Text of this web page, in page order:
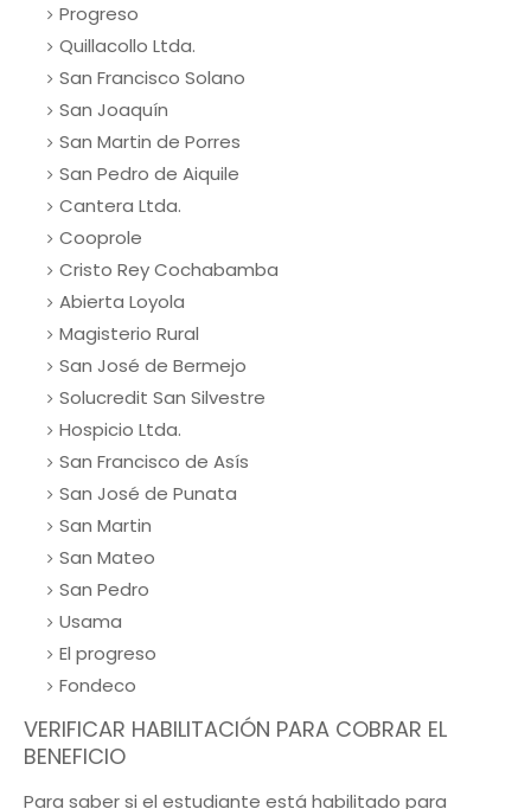
Progreso
Quillacollo Ltda.
San Francisco Solano
San Joaquín
San Martin de Porres
San Pedro de Aiquile
Cantera Ltda.
Cooprole
Cristo Rey Cochabamba
Abierta Loyola
Magisterio Rural
San José de Bermejo
Solucredit San Silvestre
Hospicio Ltda.
San Francisco de Asís
San José de Punata
San Martin
San Mateo
San Pedro
Usama
El progreso
Fondeco
VERIFICAR HABILITACIÓN PARA COBRAR EL
BENEFICIO
Para saber si el estudiante está habilitado para